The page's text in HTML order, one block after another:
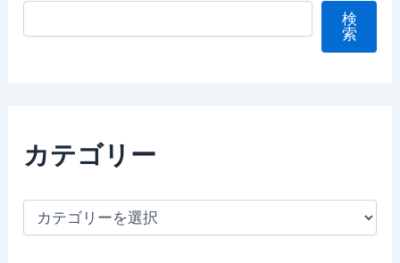
検
索
カテゴリー